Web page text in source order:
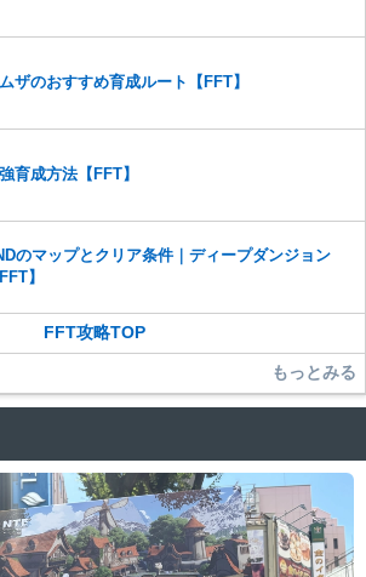
ザのおすすめ育成ルート【FFT】
育成方法【FFT】
のマップとクリア条件｜ディープダンジョン
FFT】
FFT攻略TOP
もっとみる